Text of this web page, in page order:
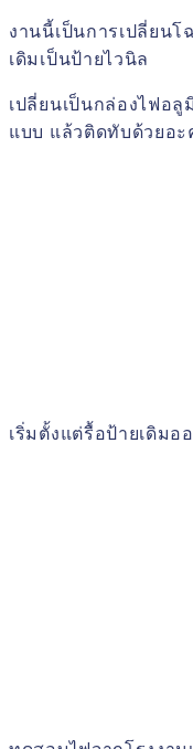
งานนี้เป็นการเปลี่ยน
เดิมเป็นป้ายไวนิล
เปลี่ยนเป็นกล่องไฟอ
แบบ แล้วติดทับด้วยอ
เริ่มตั้งแต่รื้อป้ายเดิม